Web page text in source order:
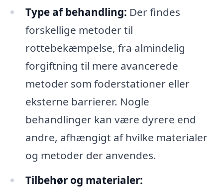
Type af behandling: Der findes
forskellige metoder til
rottebekæmpelse, fra almindelig
forgiftning til mere avancerede
metoder som foderstationer eller
eksterne barrierer. Nogle
behandlinger kan være dyrere end
andre, afhængigt af hvilke materialer
og metoder der anvendes.
Tilbehør og materialer: